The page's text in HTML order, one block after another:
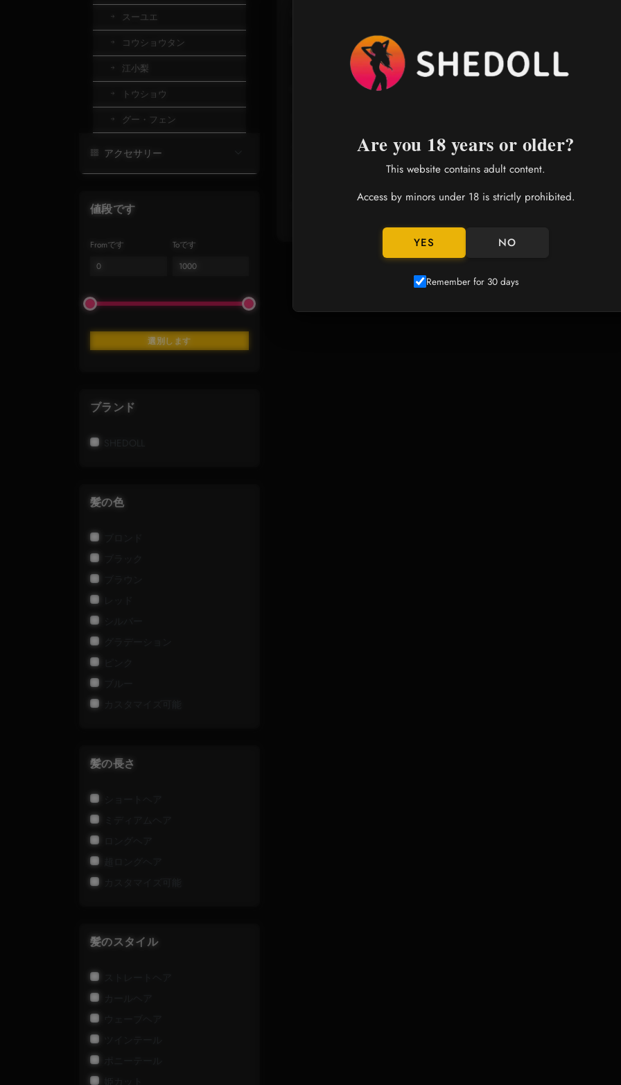
スーユエ
コウショウタン
江小梨
トウショウ
グー・フェン
アクセサリー
値段です
Fromです Toです
選別します
ブランド
髪の色
髪の長さ
髪のスタイル
▸ 50種類以上の特許取得済みヘッドスカルプト | 10種類以上の高さとフレーム
▸全身シミュレーションシステム：
食品グレードのシリコンスキン（低油分・
ンジョイント（可動顎・半可動肢）
▸ きめ細やかなカスタマイズサービス：
親密なカスタマイズ：性器の長さ・形状・色、植毛シミュレーション、クラン
感覚強化：加熱機能、指・足指の骨インプラント、耐裂性マウスピース
美的デザイン：高温シルク植毛、カスタマイズ可能なメイクアップ、オプショ
▸ 30%軽量化技術｜持ち運びに便利な独自のライナー構造
Are you 18 years or older?
This website contains adult content.
Access by minors under 18 is strictly prohibited.
YES NO
Remember for 30 days